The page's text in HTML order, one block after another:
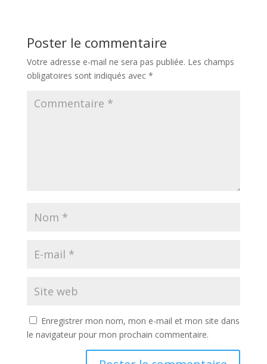
Poster le commentaire
Votre adresse e-mail ne sera pas publiée. Les champs
obligatoires sont indiqués avec *
Enregistrer mon nom, mon e-mail et mon site dans
le navigateur pour mon prochain commentaire.